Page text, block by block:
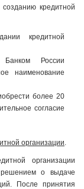
кредитной
кредитной
России
наименование
более 20
согласие
организации.
организации
о выдаче
После принятия